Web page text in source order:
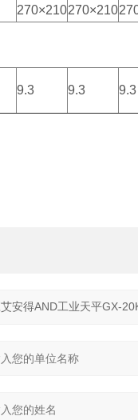
270×210270×210
9.3 9.3 9.3